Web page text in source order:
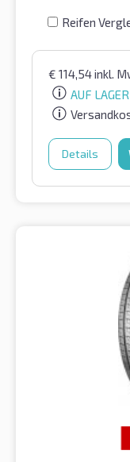
Reifen
€ 114,54inkl.
AUF LAGER
Details